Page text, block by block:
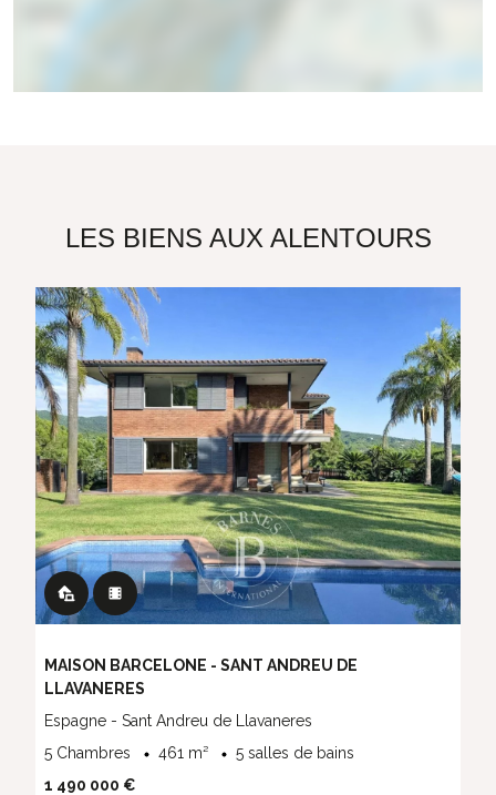
LES BIENS AUX ALENTOURS
MAISON BARCELONE - SANT ANDREU DE
LLAVANERES
Espagne - Sant Andreu de Llavaneres
5 Chambres
461 m²
5 salles de bains
1 490 000 €